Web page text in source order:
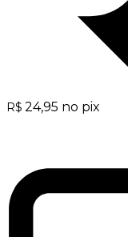
R$ 24,95 no pix